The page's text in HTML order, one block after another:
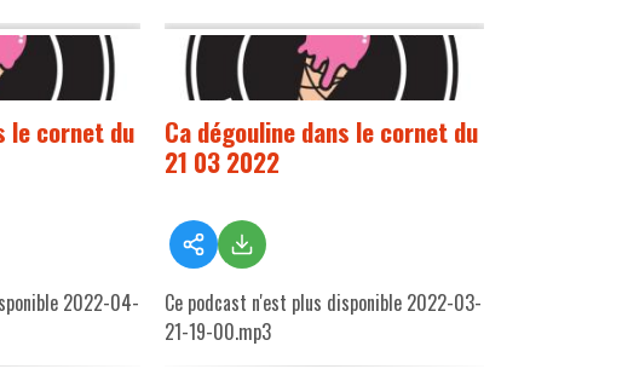
le cornet du
2022-04-
Ca dégouline dans le cornet du
21 03 2022
Ce podcast n'est plus disponible 2022-03-
21-19-00.mp3